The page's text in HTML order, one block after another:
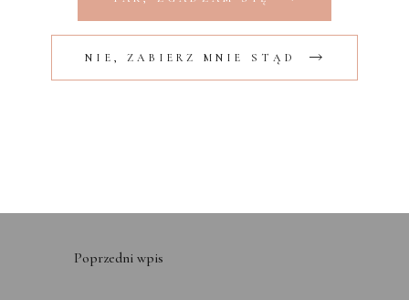
NIE, ZABIERZ MNIE STĄD
gotowego drinka napełnić szklankę kostkami
lodu. Trunek świetnie prezentuje się podany
ze skórką pomarańczy u boku.
Poprzedni wpis